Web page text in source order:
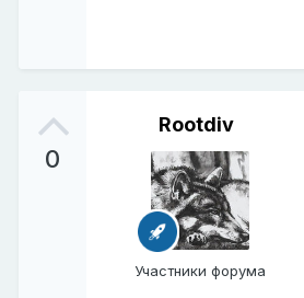
0
Rootdiv
Участники форума